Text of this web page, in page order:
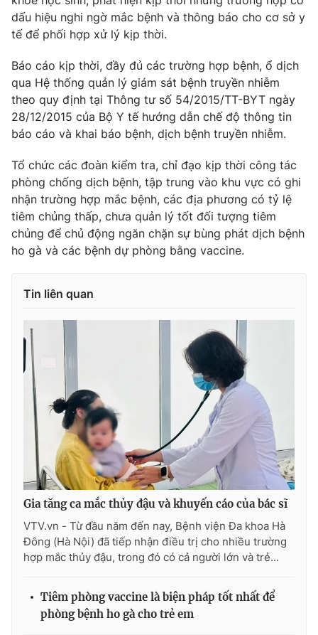
Ðiện thoại Thời báo VTV:024.66 897 897
Email:
toasoan@vtv.vn
® Cấm sao chép dưới mọi hình thức nếu không có sự chấp
dấu hiệu nghi ngờ mắc bệnh và thông báo cho cơ sở y
tế để phối hợp xử lý kịp thời.
Báo cáo kịp thời, đầy đủ các trường hợp bệnh, ổ dịch
qua Hệ thống quản lý giám sát bệnh truyền nhiễm
theo quy định tại Thông tư số 54/2015/TT-BYT ngày
28/12/2015 của Bộ Y tế hướng dẫn chế độ thông tin
báo cáo và khai báo bệnh, dịch bệnh truyền nhiễm.
Tổ chức các đoàn kiểm tra, chỉ đạo kịp thời công tác
phòng chống dịch bệnh, tập trung vào khu vực có ghi
nhận trường hợp mắc bệnh, các địa phương có tỷ lệ
tiêm chủng thấp, chưa quản lý tốt đối tượng tiêm
chủng để chủ động ngăn chặn sự bùng phát dịch bệnh
ho gà và các bệnh dự phòng bằng vaccine.
Tin liên quan
Gia tăng ca mắc thủy đậu và khuyến cáo của bác sĩ
VTV.vn - Từ đầu năm đến nay, Bệnh viện Đa khoa Hà
Đông (Hà Nội) đã tiếp nhận điều trị cho nhiều trường
hợp mắc thủy đậu, trong đó có cả người lớn và trẻ...
Tiêm phòng vaccine là biện pháp tốt nhất để
phòng bệnh ho gà cho trẻ em